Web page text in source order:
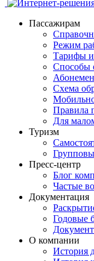
Пассажирам
Режим
Тарифы
Способы
Схема
Правила
Для
Туризм
Пресс-центр
Блог
Частые
Документация
Годовые
О компании
История